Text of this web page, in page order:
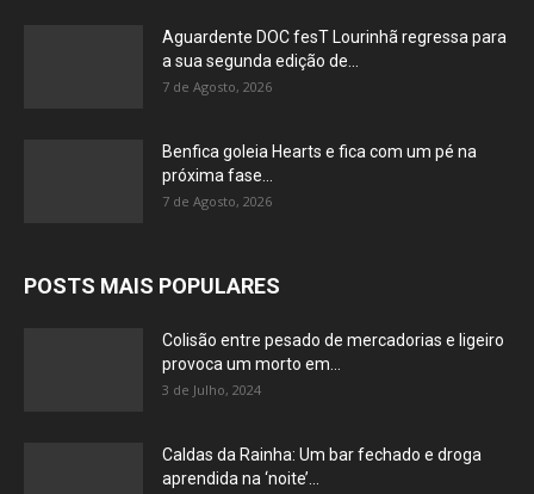
Aguardente DOC fesT Lourinhã regressa para
a sua segunda edição de...
7 de Agosto, 2026
Benfica goleia Hearts e fica com um pé na
próxima fase...
7 de Agosto, 2026
POSTS MAIS POPULARES
Colisão entre pesado de mercadorias e ligeiro
provoca um morto em...
3 de Julho, 2024
Caldas da Rainha: Um bar fechado e droga
aprendida na ‘noite’...